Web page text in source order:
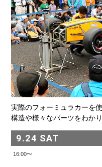
実際のフォーミュラカーを
構造や様々なパーツをわか
9.24 SAT
16:00〜